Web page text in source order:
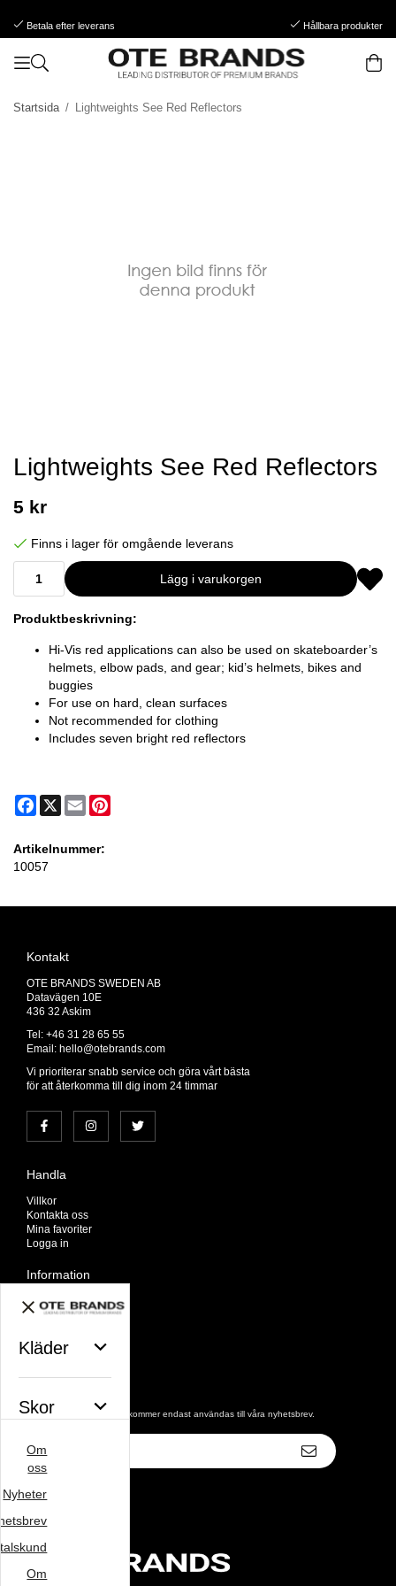
Betala efter leverans Hållbara produkter
Kläder
Skor
Väskor
Varumärke
Startsida / Lightweights See Red Reflectors
Lightweights See Red Reflectors
5 kr
Finns i lager för omgående leverans
Lägg i varukorgen
Produktbeskrivning:
Hi-Vis red applications can also be used on skateboarder’s
helmets, elbow pads, and gear; kid’s helmets, bikes and
buggies
For use on hard, clean surfaces
Not recommended for clothing
Includes seven bright red reflectors
Facebook
X Email
Artikelnummer:
10057
Kontakt
OTE BRANDS SWEDEN AB
Datavägen 10E
436 32 Askim
Tel: +46 31 28 65 55
Email: hello@otebrands.com
Vi prioriterar snabb service och göra vårt bästa
för att återkomma till dig inom 24 timmar
Handla
Villkor
Kontakta oss
Mina favoriter
Logga in
Information
Om oss
Nyheter
Avtalskund
Om cookies
De uppgifter du matar in kommer endast användas till våra nyhetsbrev.
postadress
Om
oss
Nyheter
Om